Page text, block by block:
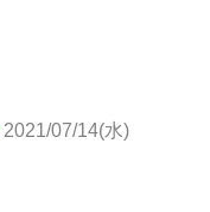
2021/07/14(水)